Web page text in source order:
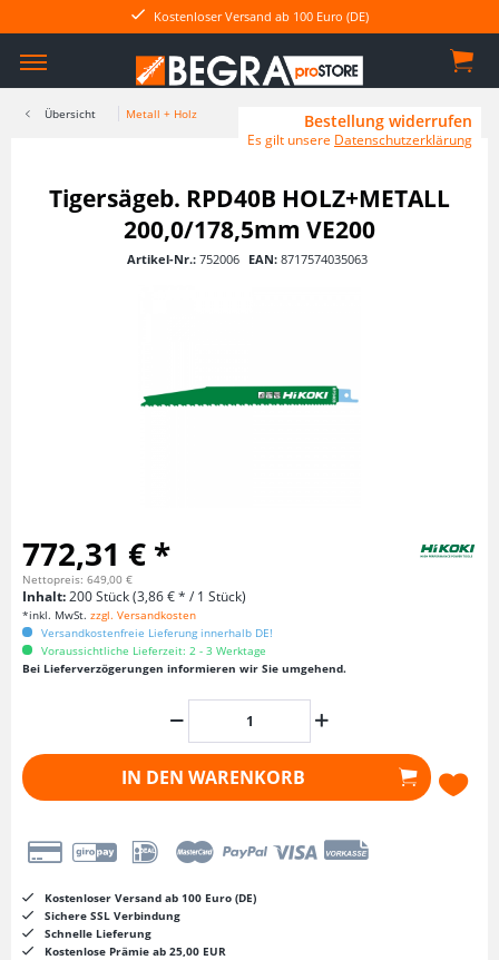
Kostenloser Versand ab 100 Euro (DE)
Übersicht Metall + Holz
Tigersägeb. RPD40B HOLZ+METALL
200,0/178,5mm VE200
Artikel-Nr.: 752006 EAN: 8717574035063
772,31 € *
Nettopreis: 649,00 €
Inhalt:200 Stück (3,86 € * / 1 Stück)
*inkl. MwSt. zzgl. Versandkosten
Versandkostenfreie Lieferung innerhalb DE!
Voraussichtliche Lieferzeit: 2 - 3 Werktage
Bei Lieferverzögerungen informieren wir Sie umgehend.
IN DEN WARENKORB
Kostenloser Versand ab 100 Euro (DE)
Sichere SSL Verbindung
Schnelle Lieferung
Kostenlose Prämie ab 25,00 EUR
Bestellung widerrufen
Es gilt unsere Datenschutzerklärung